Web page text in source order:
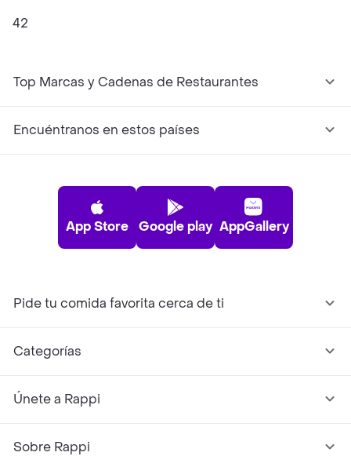
42
Top Marcas y Cadenas de Restaurantes
Encuéntranos en estos países
App Store Google play AppGallery
Pide tu comida favorita cerca de ti
Categorías
Únete a Rappi
Sobre Rappi